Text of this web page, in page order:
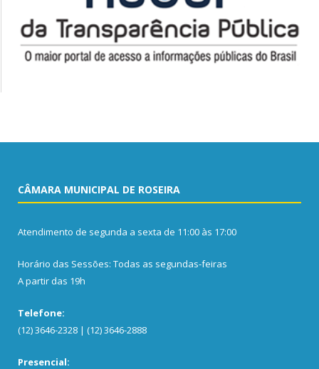
CÂMARA MUNICIPAL DE ROSEIRA
Atendimento de segunda a sexta de 11:00 às 17:00
Horário das Sessões: Todas as segundas-feiras
A partir das 19h
Telefone:
(12) 3646-2328 | (12) 3646-2888
Presencial: